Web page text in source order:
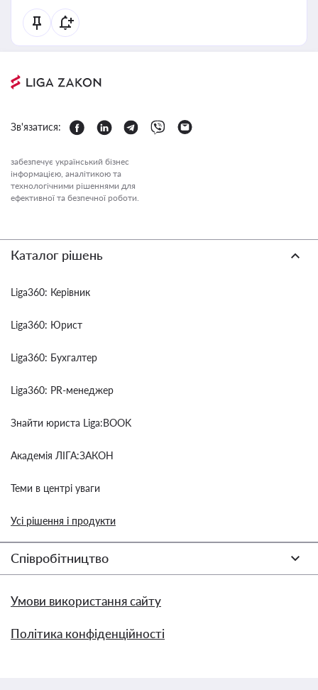
Зв'язатися:
забезпечує український бізнес
інформацією, аналітикою та
технологічними рішеннями для
ефективної та безпечної роботи.
Каталог рішень
Liga360: Керівник
Liga360: Юрист
Liga360: Бухгалтер
Liga360: PR-менеджер
Знайти юриста Liga:BOOK
Академія ЛІГА:ЗАКОН
Теми в центрі уваги
Усі рішення і продукти
Співробітництво
Умови використання сайту
Політика конфіденційності